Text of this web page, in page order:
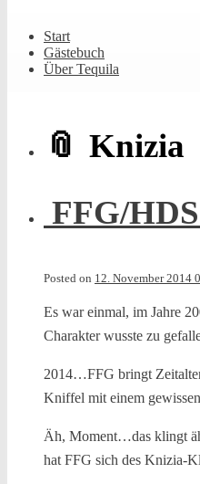
Navigation
Start
Gästebuch
Über Tequila
Knizia
FFG/
Posted on 12. November 2014
Es war einmal, im Jahre
Charakter wusste zu
2014…FFG bringt
Kniffel mit einem
Äh, Moment…das klingt
hat FFG sich des Knizia-